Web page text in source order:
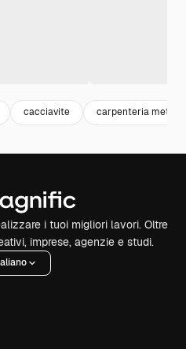
cacciavite carpenteria
i tuoi migliori lavori. Oltre
imprese, agenzie e studi.